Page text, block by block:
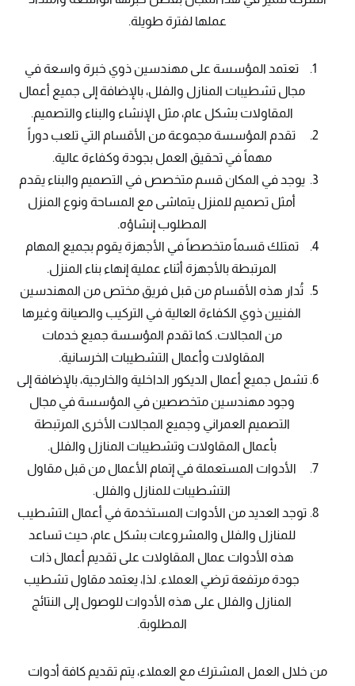
عملها لفترة طويلة.
تعتمد المؤسسة على مهندسين ذوي خبرة واسعة في
مجال تشطيبات المنازل والفلل، بالإضافة إلى جميع أعمال
المقاولات بشكل عام، مثل الإنشاء والبناء والتصميم.
تقدم المؤسسة مجموعة من الأقسام التي تلعب دوراً
مهماً في تحقيق العمل بجودة وكفاءة عالية.
يوجد في المكان قسم متخصص في التصميم والبناء يقدم
أمثل تصميم للمنزل يتماشى مع المساحة ونوع المنزل
المطلوب إنشاؤه.
تمتلك قسماً متخصصاً في الأجهزة يقوم بجميع المهام
المرتبطة بالأجهزة أثناء عملية إنهاء بناء المنزل.
تُدار هذه الأقسام من قبل فريق مختص من المهندسين
الفنيين ذوي الكفاءة العالية في التركيب والصيانة وغيرها
من المجالات. كما تقدم المؤسسة جميع خدمات
المقاولات وأعمال التشطيبات الخرسانية.
تشمل جميع أعمال الديكور الداخلية والخارجية، بالإضافة إلى
وجود مهندسين متخصصين في المؤسسة في مجال
التصميم العمراني وجميع المجالات الأخرى المرتبطة
بأعمال المقاولات وتشطيبات المنازل والفلل.
الأدوات المستعملة في إتمام الأعمال من قبل مقاول
التشطيبات للمنازل والفلل.
توجد العديد من الأدوات المستخدمة في أعمال التشطيب
للمنازل والفلل والمشروعات بشكل عام، حيث تساعد
هذه الأدوات عمال المقاولات على تقديم أعمال ذات
جودة مرتفعة ترضي العملاء. لذا، يعتمد مقاول تشطيب
المنازل والفلل على هذه الأدوات للوصول إلى النتائج
المطلوبة.
من خلال العمل المشترك مع العملاء، يتم تقديم كافة أدوات